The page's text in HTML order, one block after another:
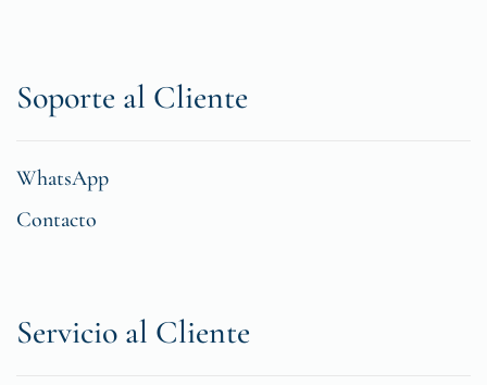
Soporte al Cliente
WhatsApp
Contacto
Servicio al Cliente